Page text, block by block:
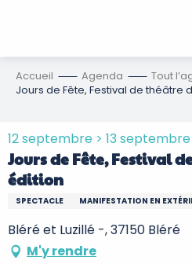
Accueil Agenda
Tout
Jours de Fête, Festival de théâtre
12 septembre > 13 septembre
Jours de Fête, Festival
édition
SPECTACLE MANIFESTATION EN
Bléré et Luzillé -, 37150 Bléré
M'y rendre